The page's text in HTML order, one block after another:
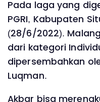
Pada laga yang
PGRI, Kabupaten
(28/6/2022).
dari kategori
dipersembahkan
Luqman.
Akbar bisa